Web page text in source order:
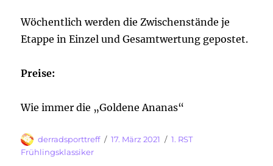
Wöchentlich werden die Zwischenstände je
Etappe in Einzel und Gesamtwertung gepostet.
Preise:
Wie immer die „Goldene Ananas“
Autor
derradsporttreff
Veröffentlicht
17. März 2021 Kategorien
1. RST
Frühlingsklassiker